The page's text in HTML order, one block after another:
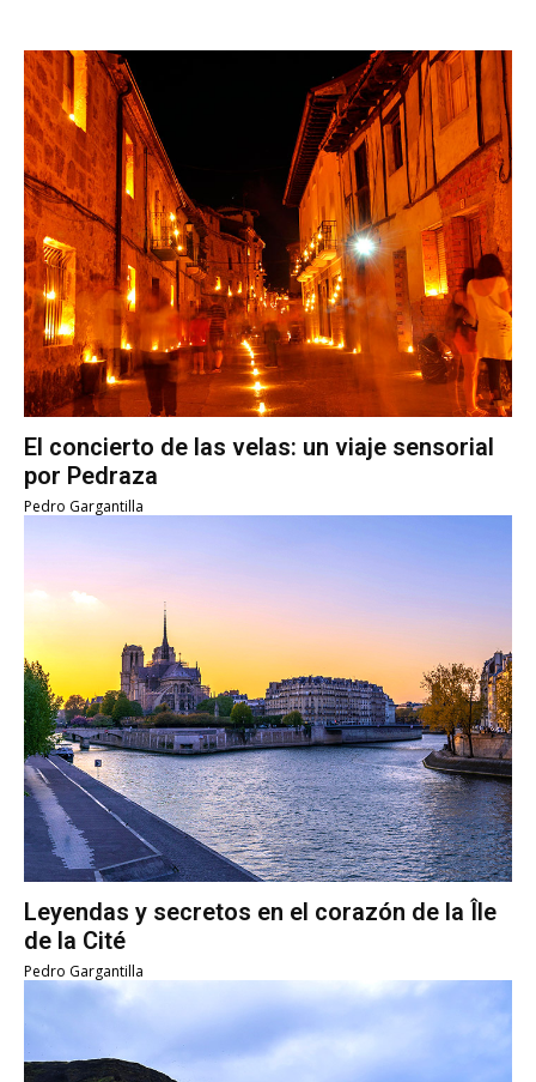
El concierto de las velas: un viaje sensorial
por Pedraza
Pedro Gargantilla
Leyendas y secretos en el corazón de la Île
de la Cité
Pedro Gargantilla